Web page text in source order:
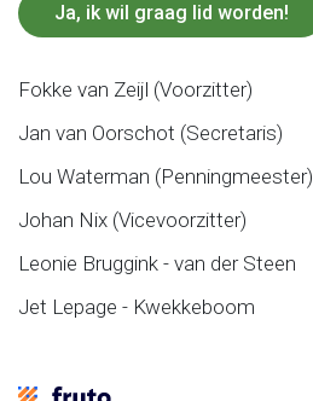
Ja, ik wil graag lid worden!
Fokke van Zeijl (Voorzitter)
Jan van Oorschot (Secretaris)
Lou Waterman (Penningmeester)
Johan Nix (Vicevoorzitter)
Leonie Bruggink - van der Steen
Jet Lepage - Kwekkeboom